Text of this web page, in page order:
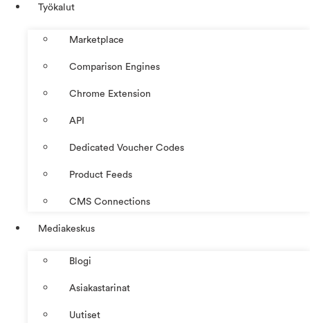
Työkalut
Marketplace
Comparison Engines
Chrome Extension
API
Dedicated Voucher Codes
Product Feeds
CMS Connections
Mediakeskus
Blogi
Asiakastarinat
Uutiset